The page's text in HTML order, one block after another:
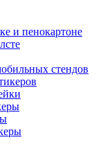
и пенокартоне
стендов